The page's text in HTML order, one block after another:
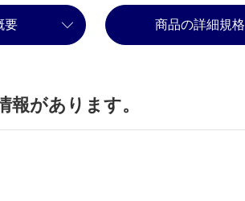
要 商品の詳細規格
があります。